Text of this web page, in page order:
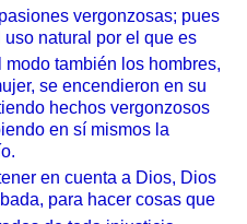
vergonzosas; pues
natural por el que es
modo también los hombres,
se encendieron en su
hechos vergonzosos
en sí mismos la
en cuenta a Dios, Dios
para hacer cosas que